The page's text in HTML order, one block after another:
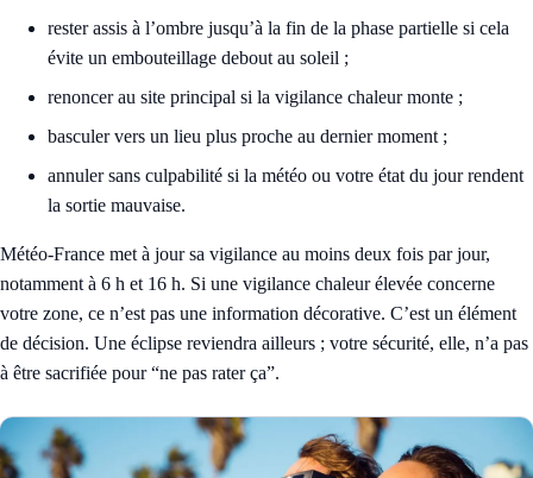
rester assis à l’ombre jusqu’à la fin de la phase partielle si cela
évite un embouteillage debout au soleil ;
renoncer au site principal si la vigilance chaleur monte ;
basculer vers un lieu plus proche au dernier moment ;
annuler sans culpabilité si la météo ou votre état du jour rendent
la sortie mauvaise.
Météo-France met à jour sa vigilance au moins deux fois par jour,
notamment à 6 h et 16 h. Si une vigilance chaleur élevée concerne
votre zone, ce n’est pas une information décorative. C’est un élément
de décision. Une éclipse reviendra ailleurs ; votre sécurité, elle, n’a pas
à être sacrifiée pour “ne pas rater ça”.